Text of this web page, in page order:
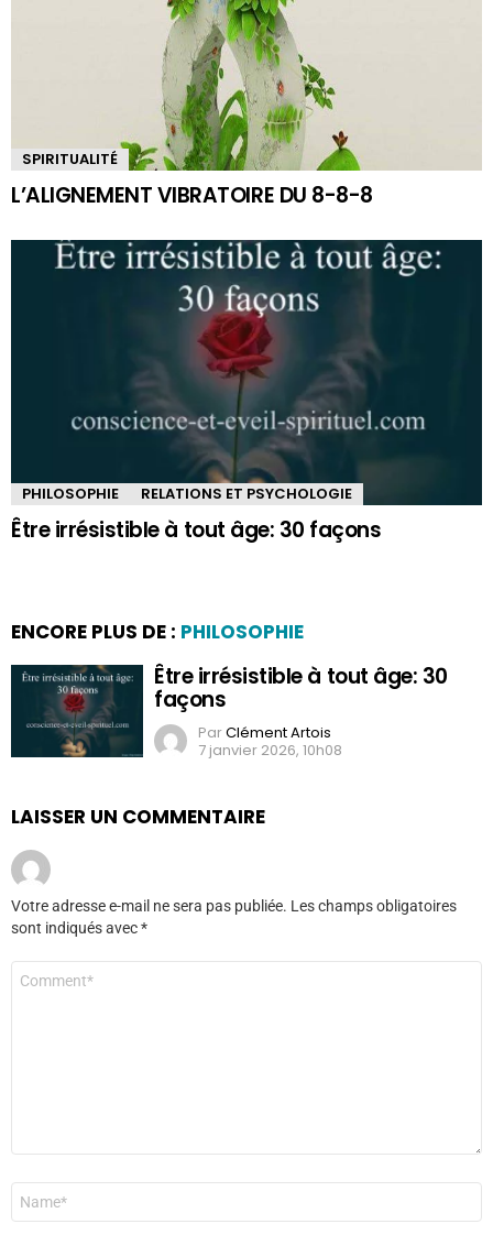
SPIRITUALITÉ
L’ALIGNEMENT VIBRATOIRE DU 8-8-8
PHILOSOPHIE RELATIONS ET PSYCHOLOGIE
Être irrésistible à tout âge: 30 façons
ENCORE PLUS DE : PHILOSOPHIE
Être irrésistible à tout âge: 30
façons
ParClément Artois
7 janvier 2026, 10h08
LAISSER UN COMMENTAIRE
Votre adresse e-mail ne sera pas publiée. Les champs obligatoires
sont indiqués avec*
Commentaire
Nom